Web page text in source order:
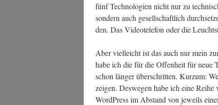
fünf Tech­no­lo­gien nicht nur zu
son­dern auch gesell­schaft­lich
den. Das Video­te­le­fon oder die
Aber viel­leicht ist das auch nur mein
habe ich die für die Offen­heit für neue
schon län­ger über­schrit­ten. Kurz­um:
zei­gen. Des­we­gen habe ich eine
Word­Press im Abstand von jeweils